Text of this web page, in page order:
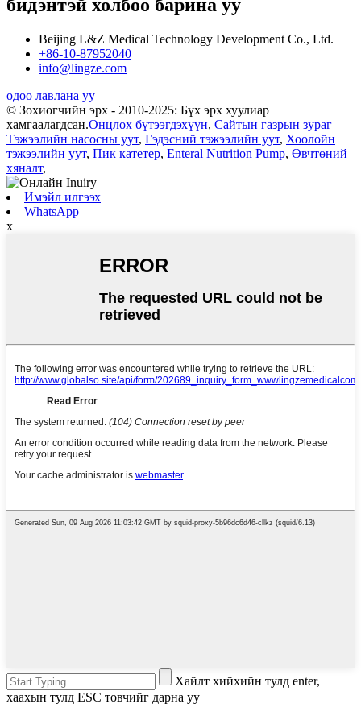
бидэнтэй холбоо барина уу
Beijing L&Z Medical Technology Development Co., Ltd.
+86-10-87952040
info@lingze.com
одоо лавлана уу
© Зохиогчийн эрх - 2010-2025: Бүх эрх хуулиар
хамгаалагдсан.Онцлох бүтээгдэхүүн, Сайтын газрын зураг
Тэжээлийн насосны уут, Гэдэсний тэжээлийн уут, Хоолойн
тэжээлийн уут, Пик катетер, Enteral Nutrition Pump, Өвчтөний
хяналт,
Имэйл илгээх
WhatsApp
x
Хайлт хийхийн тулд enter,
хаахын тулд ESC товчийг дарна уу